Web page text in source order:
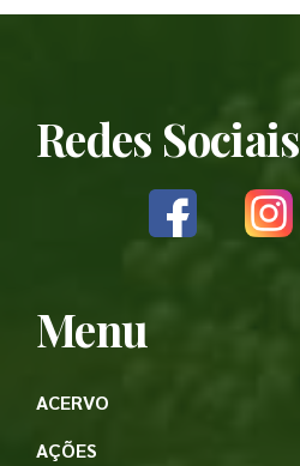
Redes Sociais
Menu
ACERVO
AÇÕES